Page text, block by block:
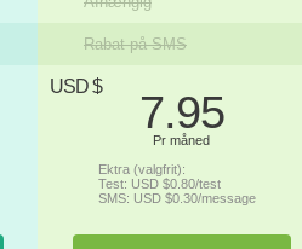
Rabat på SMS
USD $
7.95
Pr måned
Ektra (valgfrit):
Test: USD $0.80/test
SMS: USD $0.30/message